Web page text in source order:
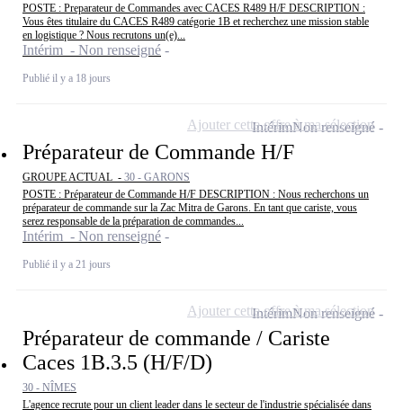
POSTE : Preparateur de Commandes avec CACES R489 H/F DESCRIPTION :
Vous êtes titulaire du CACES R489 catégorie 1B et recherchez une mission stable
en logistique ? Nous recrutons un(e)...
Intérim - Non renseigné
Publié il y a 18 jours
Préparateur de Commande H/F
GROUPE ACTUAL - 30 - GARONS
POSTE : Préparateur de Commande H/F DESCRIPTION : Nous recherchons un
préparateur de commande sur la Zac Mitra de Garons. En tant que cariste, vous
serez responsable de la préparation de commandes...
Intérim - Non renseigné
Publié il y a 21 jours
IntérimNon renseigné
Ajouter cette offre à ma sélection
Préparateur de commande / Cariste
Caces 1B.3.5 (H/F/D)
30 - NÎMES
L'agence recrute pour un client leader dans le secteur de l'industrie spécialisée dans
IntérimNon renseigné
Ajouter cette offre à ma sélection